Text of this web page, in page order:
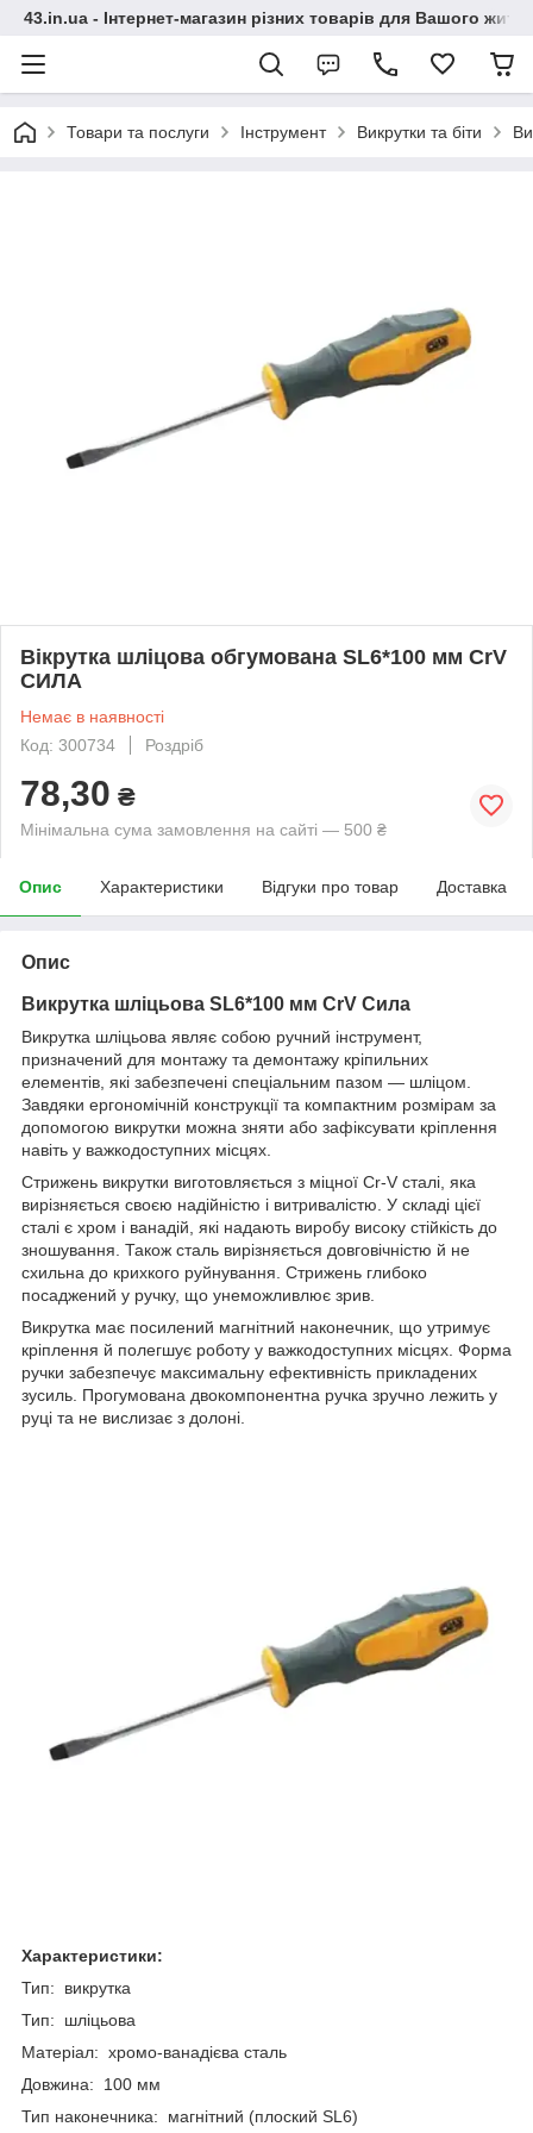
43.in.ua - Інтернет-магазин різних товарів для Вашого
Товари та послуги Інструмент Викрутки та біти
Вікрутка шліцова обгумована SL6*100 мм CrV
СИЛА
Немає в наявності
Код: 300734
Роздріб
78,30 ₴
Мінімальна сума замовлення на сайті — 500 ₴
Опис Характеристики Відгуки про товар Доставка
Опис
Викрутка шліцьова SL6*100 мм CrV Сила
Викрутка шліцьова являє собою ручний інструмент,
призначений для монтажу та демонтажу кріпильних
елементів, які забезпечені спеціальним пазом — шліцом.
Завдяки ергономічній конструкції та компактним розмірам за
допомогою викрутки можна зняти або зафіксувати кріплення
навіть у важкодоступних місцях.
Стрижень викрутки виготовляється з міцної Cr-V сталі, яка
вирізняється своєю надійністю і витривалістю. У складі цієї
сталі є хром і ванадій, які надають виробу високу стійкість до
зношування. Також сталь вирізняється довговічністю й не
схильна до крихкого руйнування. Стрижень глибоко
посаджений у ручку, що унеможливлює зрив.
Викрутка має посилений магнітний наконечник, що утримує
кріплення й полегшує роботу у важкодоступних місцях. Форма
ручки забезпечує максимальну ефективність прикладених
зусиль. Прогумована двокомпонентна ручка зручно лежить у
руці та не вислизає з долоні.
Характеристики:
Тип: викрутка
Тип: шліцьова
Матеріал: хромо-ванадієва сталь
Довжина: 100 мм
Тип наконечника: магнітний (плоский SL6)